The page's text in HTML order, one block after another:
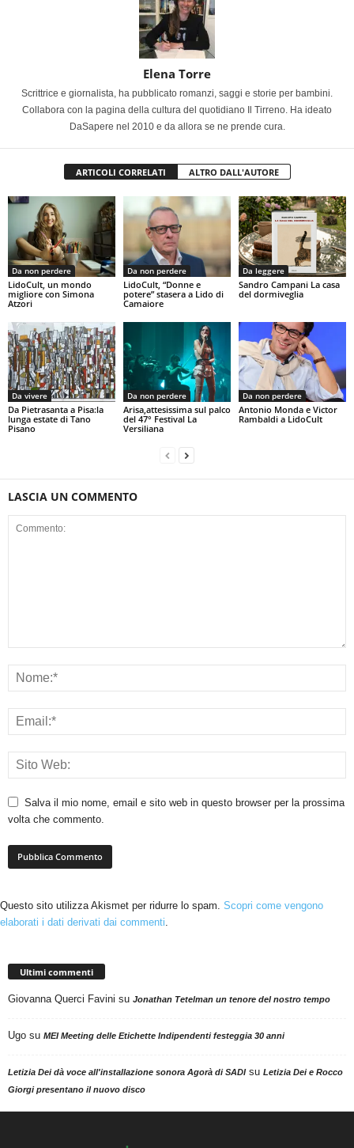
Elena Torre
Scrittrice e giornalista, ha pubblicato romanzi, saggi e storie per bambini.
Collabora con la pagina della cultura del quotidiano Il Tirreno. Ha ideato
DaSapere nel 2010 e da allora se ne prende cura.
ARTICOLI CORRELATI ALTRO DALL'AUTORE
Da non perdere
LidoCult, un mondo
migliore con Simona
Atzori
Da non perdere
LidoCult, “Donne e
potere” stasera a Lido di
Camaiore
Da leggere
Sandro Campani La casa
del dormiveglia
Da vivere
Da Pietrasanta a Pisa:la
lunga estate di Tano
Pisano
Da non perdere
Arisa,attesissima sul palco
del 47° Festival La
Versiliana
Da non perdere
Antonio Monda e Victor
Rambaldi a LidoCult
LASCIA UN COMMENTO
Salva il mio nome, email e sito web in questo browser per la prossima
volta che commento.
Questo sito utilizza Akismet per ridurre lo spam. Scopri come vengono
elaborati i dati derivati dai commenti.
Ultimi commenti
Giovanna Querci Favini su Jonathan Tetelman un tenore del nostro tempo
Ugo su MEI Meeting delle Etichette Indipendenti festeggia 30 anni
Letizia Dei dà voce all'installazione sonora Agorà di SADIsu Letizia Dei e Rocco
Giorgi presentano il nuovo disco